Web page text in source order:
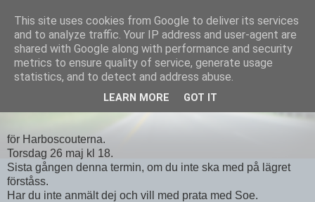
Equmenia i Harbo
för Harboscouterna.
Torsdag 26 maj kl 18.
Sista gången denna termin, om du inte ska med på lägret
förståss.
Har du inte anmält dej och vill med prata med Soe.
This site uses cookies from Google to deliver its services
and to analyze traffic. Your IP address and user-agent are
shared with Google along with performance and security
metrics to ensure quality of service, generate usage
statistics, and to detect and address abuse.
LEARN MORE GOT IT